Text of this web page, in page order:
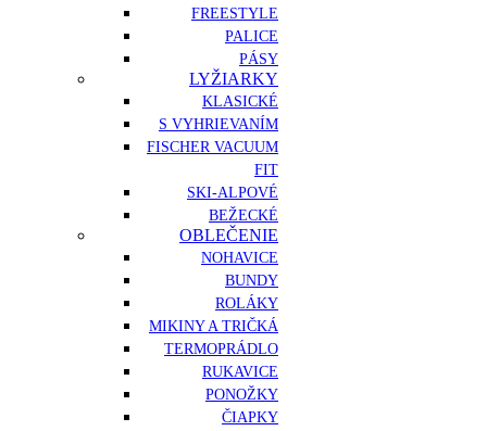
FREESTYLE
PALICE
PÁSY
LYŽIARKY
KLASICKÉ
S VYHRIEVANÍM
FISCHER VACUUM
FIT
SKI-ALPOVÉ
BEŽECKÉ
OBLEČENIE
NOHAVICE
BUNDY
ROLÁKY
MIKINY A TRIČKÁ
TERMOPRÁDLO
RUKAVICE
PONOŽKY
ČIAPKY